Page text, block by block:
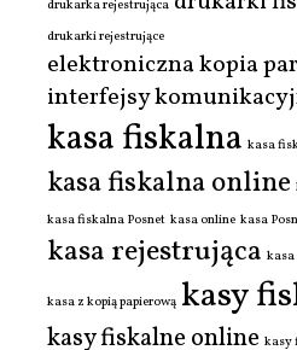
drukarka rejestrująca
drukarki rejestrujące
elektroniczna kopia
interfejsy
kasa fiskalna kasa
kasa fiskalna online
kasa fiskalna Posnet kasa online kasa
kasa rejestrująca kasa
kasa z kopią papierową kasy
kasy fiskalne online kasy